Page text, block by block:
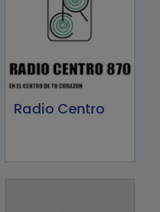
Radio Centro